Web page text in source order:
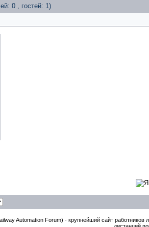
0 , гостей: 1)
Automation Forum) - крупнейший сайт работников